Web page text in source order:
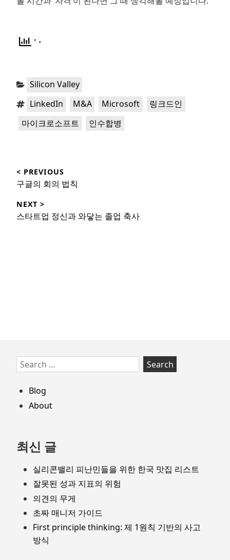
Categories:
Silicon Valley
Tags:LinkedIn M&A Microsoft 링크드인
마이크로소프트 인수합병
navigation
< PREVIOUS
Previous
구글의 회의 법칙
NEXT >
Next
스타트업 정신과 와닿는 졸업 축사
Skip
to
footer
Search
for:
Blog
About
최신 글
실리콘밸리 피난민들을 위한 한국 맛집 리스트
잘못된 성과 지표의 위험
의견의 무게
초짜 매니저 가이드
First principle thinking: 제 1원칙 기반의 사고
방식